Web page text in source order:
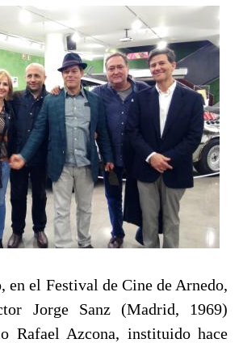
en el Festival de Cine de Arnedo,
Jorge Sanz (Madrid, 1969)
Rafael Azcona, instituido hace